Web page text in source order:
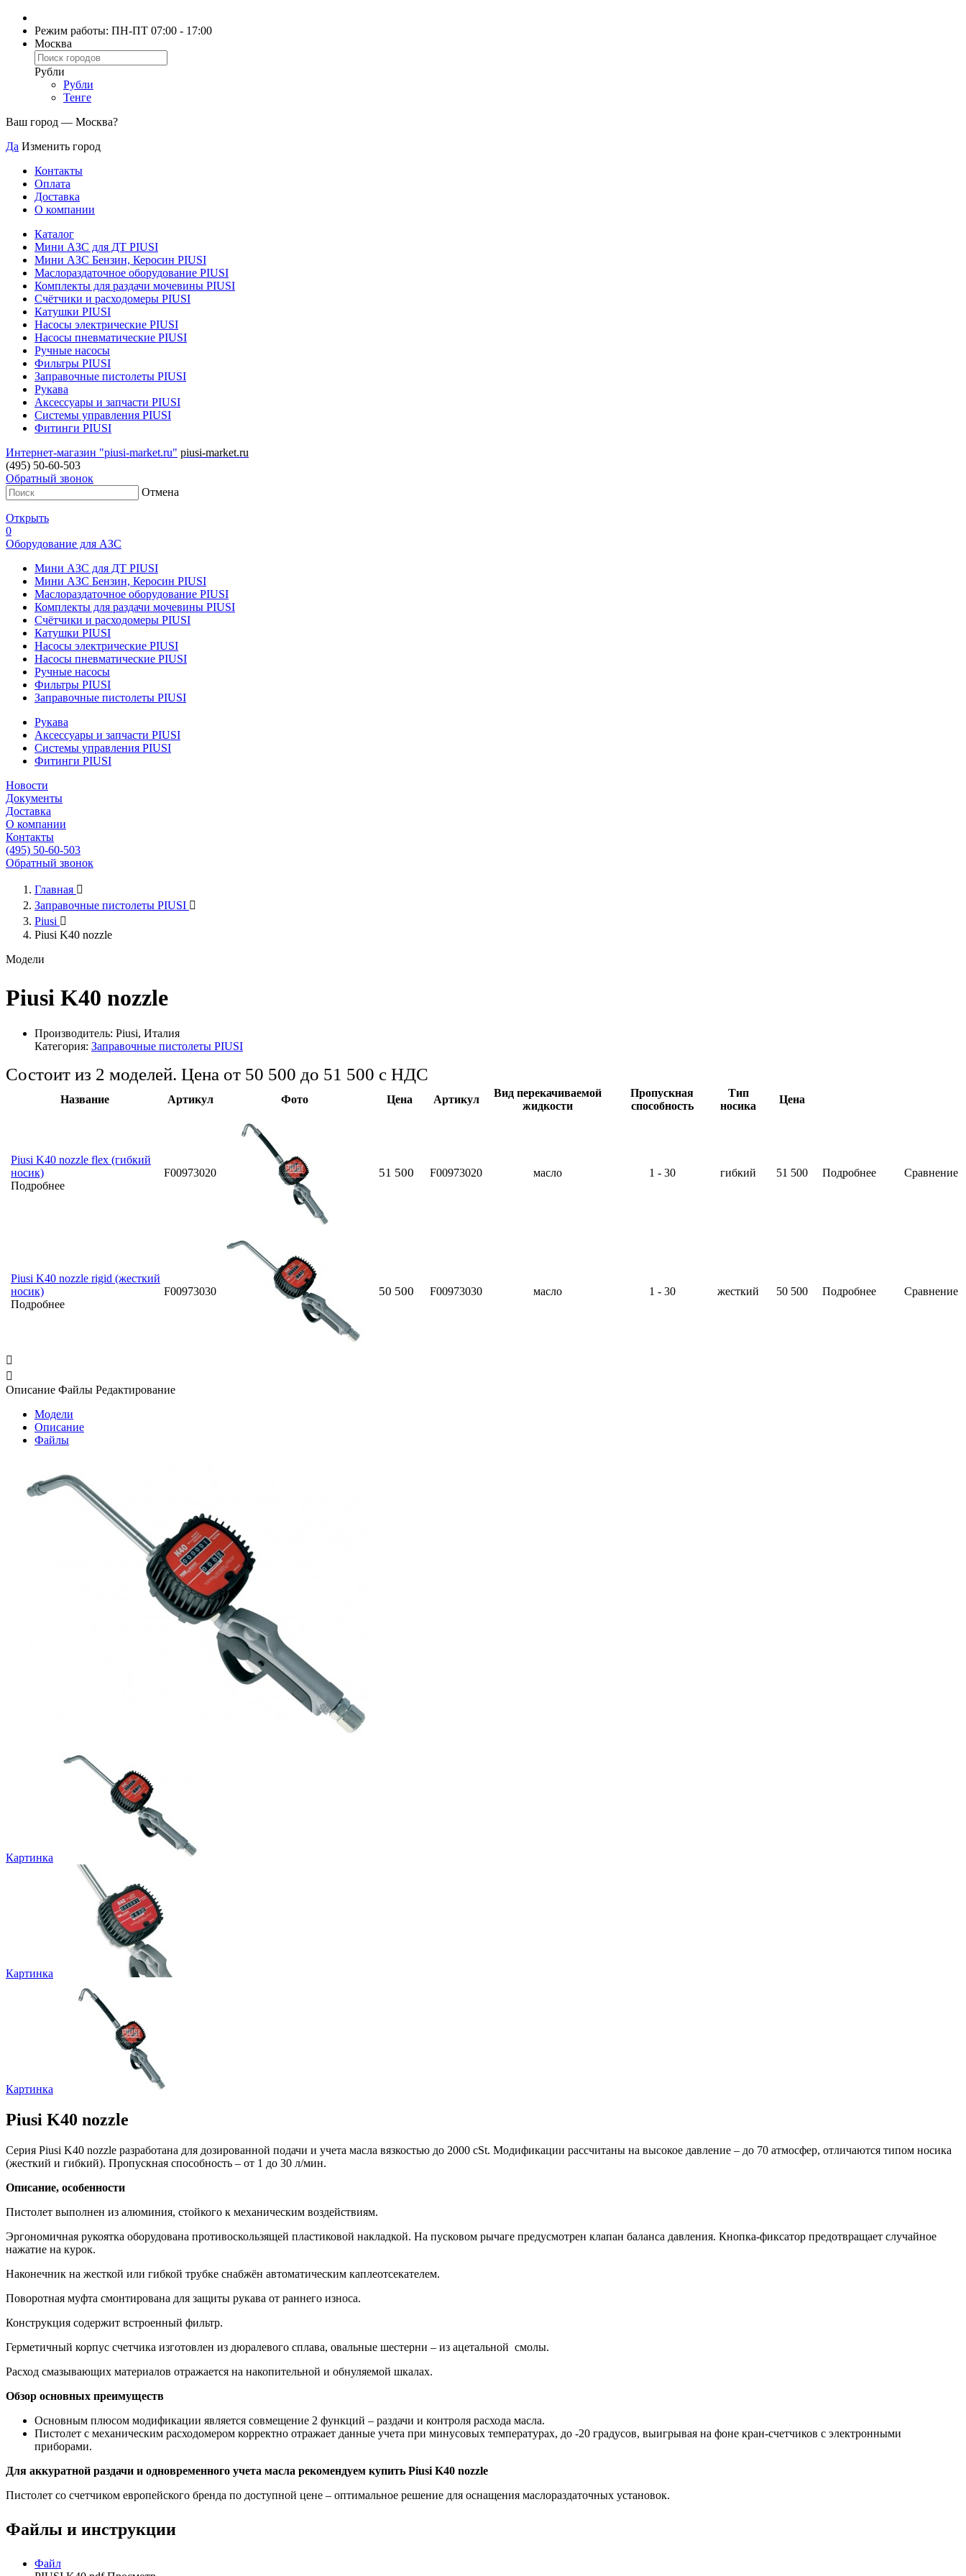
Режим работы: ПН-ПТ 07:00 - 17:00
Москва
Рубли
Рубли
Тенге
Ваш город — Москва?
Да Изменить город
Контакты
Оплата
Доставка
О компании
Каталог
Мини АЗС для ДТ PIUSI
Мини АЗС Бензин, Керосин PIUSI
Маслораздаточное оборудование PIUSI
Комплекты для раздачи мочевины PIUSI
Счётчики и расходомеры PIUSI
Катушки PIUSI
Насосы электрические PIUSI
Насосы пневматические PIUSI
Ручные насосы
Фильтры PIUSI
Заправочные пистолеты PIUSI
Рукава
Аксессуары и запчасти PIUSI
Системы управления PIUSI
Фитинги PIUSI
Интернет-магазин "piusi-market.ru" piusi-market.ru
(495) 50-60-503
Обратный звонок
Отмена
Открыть
0
Оборудование для АЗС
Мини АЗС для ДТ PIUSI
Мини АЗС Бензин, Керосин PIUSI
Маслораздаточное оборудование PIUSI
Комплекты для раздачи мочевины PIUSI
Счётчики и расходомеры PIUSI
Катушки PIUSI
Насосы электрические PIUSI
Насосы пневматические PIUSI
Ручные насосы
Фильтры PIUSI
Заправочные пистолеты PIUSI
Рукава
Аксессуары и запчасти PIUSI
Системы управления PIUSI
Фитинги PIUSI
Новости
Документы
Доставка
О компании
Контакты
(495) 50-60-503
Обратный звонок
Главная 
Заправочные пистолеты PIUSI 
Piusi 
Piusi K40 nozzle
Модели
Piusi K40 nozzle
Производитель: Piusi, Италия
Категория: Заправочные пистолеты PIUSI
Состоит из 2 моделей. Цена от 50 500 до 51 500 с НДС
Название Артикул Фото Цена Артикул
Вид перекачиваемой
жидкости
Пропускная
способность
Тип
носика
Цена
Piusi K40 nozzle flex (гибкий
носик)
Подробнее
F00973020 51 500 F00973020 масло 1 - 30 гибкий 51 500 Подробнее Сравнение
Piusi K40 nozzle rigid (жесткий
носик)
Подробнее
F00973030 50 500 F00973030 масло 1 - 30 жесткий 50 500 Подробнее Сравнение


Описание Файлы Редактирование
Модели
Описание
Файлы
Картинка
Картинка
Картинка
Piusi K40 nozzle
Серия Piusi K40 nozzle разработана для дозированной подачи и учета масла вязкостью до 2000 cSt. Модификации рассчитаны на высокое давление – до 70 атмосфер, отличаются типом носика
(жесткий и гибкий). Пропускная способность – от 1 до 30 л/мин.
Описание, особенности
Пистолет выполнен из алюминия, стойкого к механическим воздействиям.
Эргономичная рукоятка оборудована противоскользящей пластиковой накладкой. На пусковом рычаге предусмотрен клапан баланса давления. Кнопка-фиксатор предотвращает случайное
нажатие на курок.
Наконечник на жесткой или гибкой трубке снабжён автоматическим каплеотсекателем.
Поворотная муфта смонтирована для защиты рукава от раннего износа.
Конструкция содержит встроенный фильтр.
Герметичный корпус счетчика изготовлен из дюралевого сплава, овальные шестерни – из ацетальной смолы.
Расход смазывающих материалов отражается на накопительной и обнуляемой шкалах.
Обзор основных преимуществ
Основным плюсом модификации является совмещение 2 функций – раздачи и контроля расхода масла.
Пистолет с механическим расходомером корректно отражает данные учета при минусовых температурах, до -20 градусов, выигрывая на фоне кран-счетчиков с электронными
приборами.
Для аккуратной раздачи и одновременного учета масла рекомендуем купить Piusi K40 nozzle
Пистолет со счетчиком европейского бренда по доступной цене – оптимальное решение для оснащения маслораздаточных установок.
Файлы и инструкции
Файл